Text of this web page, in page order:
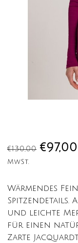
€130,00 €97,00
MwSt.
Wärmendes
Spitzendetails.
und leichte
für einen
Zarte